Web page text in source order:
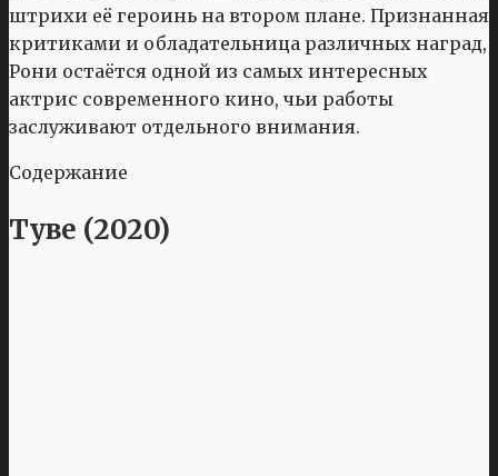
штрихи её героинь на втором плане. Признанная
критиками и обладательница различных наград,
Рони остаётся одной из самых интересных
актрис современного кино, чьи работы
заслуживают отдельного внимания.
Содержание
Туве (2020)